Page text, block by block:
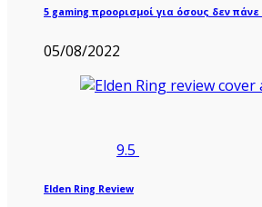
5 gaming προορισμοί για όσους δεν
05/08/2022
9.5
Elden Ring Review